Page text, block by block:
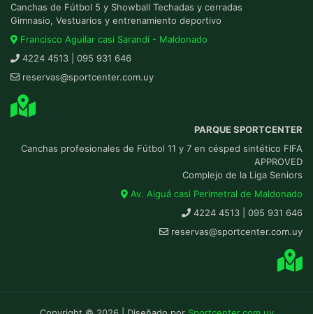
Canchas de Fútbol 5 y Showball Techadas y cerradas
Gimnasio, Vestuarios y entrenamiento deportivo
Francisco Aguilar casi Sarandí - Maldonado
4224 4513 | 095 931 646
reservas@sportcenter.com.uy
PARQUE SPORTCENTER
Canchas profesionales de Fútbol 11 y 7 en césped sintético FIFA
APPROVED
Complejo de la Liga Seniors
Av. Aiguá casi Perimetral de Maldonado
4224 4513 | 095 931 646
reservas@sportcenter.com.uy